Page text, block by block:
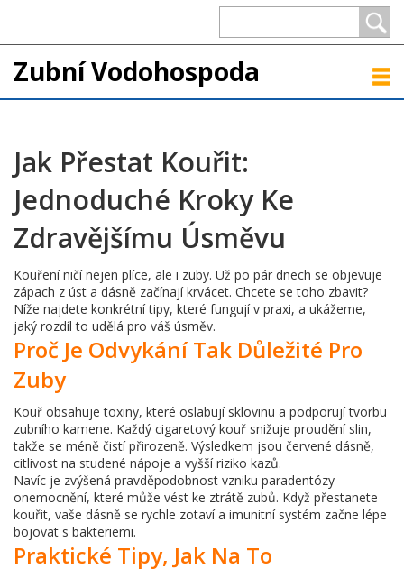
Zubní Vodohospoda
Jak Přestat Kouřit:
Jednoduché Kroky Ke
Zdravějšímu Úsměvu
Kouření ničí nejen plíce, ale i zuby. Už po pár dnech se objevuje
zápach z úst a dásně začínají krvácet. Chcete se toho zbavit?
Níže najdete konkrétní tipy, které fungují v praxi, a ukážeme,
jaký rozdíl to udělá pro váš úsměv.
Proč Je Odvykání Tak Důležité Pro
Zuby
Kouř obsahuje toxiny, které oslabují sklovinu a podporují tvorbu
zubního kamene. Každý cigaretový kouř snižuje proudění slin,
takže se méně čistí přirozeně. Výsledkem jsou červené dásně,
citlivost na studené nápoje a vyšší riziko kazů.
Navíc je zvýšená pravděpodobnost vzniku paradentózy –
onemocnění, které může vést ke ztrátě zubů. Když přestanete
kouřit, vaše dásně se rychle zotaví a imunitní systém začne lépe
bojovat s bakteriemi.
Praktické Tipy, Jak Na To